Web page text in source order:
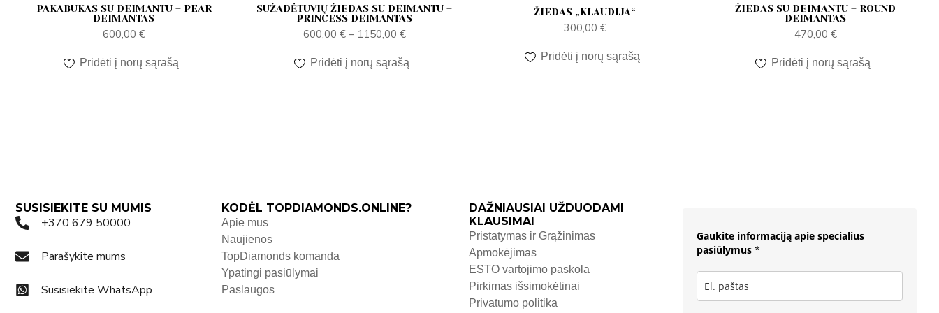
PAKABUKAS SU DEIMANTU – PEAR
DEIMANTAS
600,00 €
Pridėti į norų sąrašą
SUŽADĖTUVIŲ ŽIEDAS SU DEIMANTU –
PRINCESS DEIMANTAS
600,00 € – 1150,00 €
Pridėti į norų sąrašą
ŽIEDAS „KLAUDIJA“
300,00 €
Pridėti į norų sąrašą
ŽIEDAS SU DEIMANTU – ROUND
DEIMANTAS
470,00 €
Pridėti į norų sąrašą
SUSISIEKITE SU MUMIS
+370 679 50000
Parašykite mums
Susisiekite WhatsApp
KODĖL TOPDIAMONDS.ONLINE?
Apie mus
Naujienos
TopDiamonds komanda
Ypatingi pasiūlymai
Paslaugos
DAŽNIAUSIAI UŽDUODAMI
KLAUSIMAI
Pristatymas ir Grąžinimas
Apmokėjimas
ESTO vartojimo paskola
Pirkimas išsimokėtinai
Privatumo politika
Gaukite informaciją apie specialius
pasiūlymus *